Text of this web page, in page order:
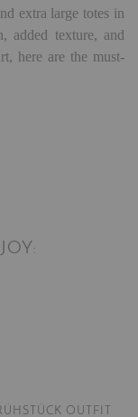
extra large totes in
added texture, and
here are the must-
OUTFIT